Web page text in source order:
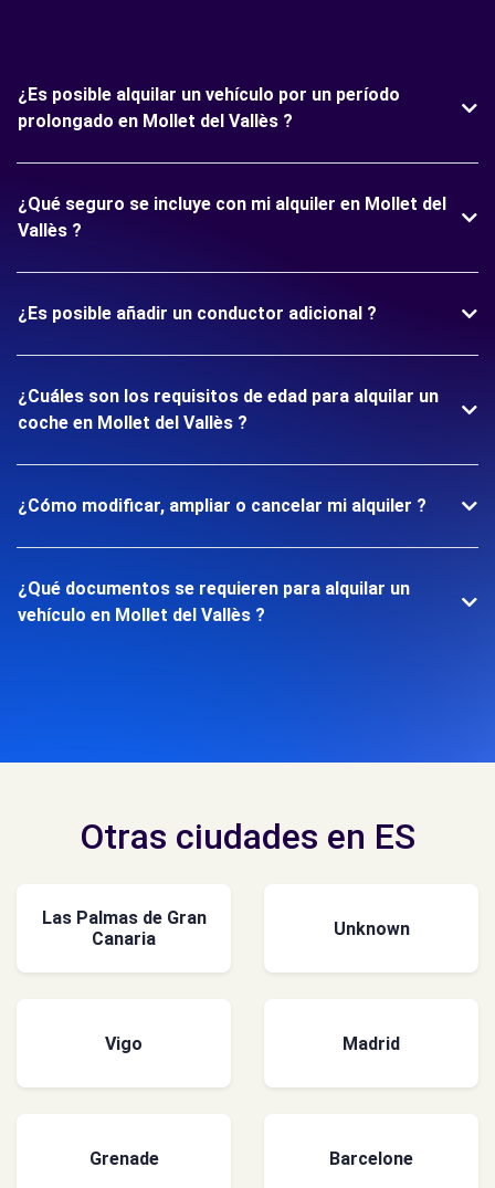
¿Es posible alquilar un vehículo por un período
prolongado en Mollet del Vallès ?
¿Qué seguro se incluye con mi alquiler en Mollet del
Vallès ?
¿Es posible añadir un conductor adicional ?
¿Cuáles son los requisitos de edad para alquilar un
coche en Mollet del Vallès ?
¿Cómo modificar, ampliar o cancelar mi alquiler ?
¿Qué documentos se requieren para alquilar un
vehículo en Mollet del Vallès ?
Otras ciudades en ES
Las Palmas de Gran
Canaria
Unknown
Vigo Madrid
Grenade Barcelone